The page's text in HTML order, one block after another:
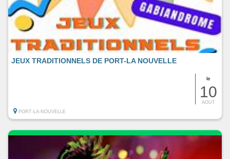
le
10
AOUT
JEUX TRADITIONNELS DE PORT-LA NOUVELLE
PORT-LA-NOUVELLE